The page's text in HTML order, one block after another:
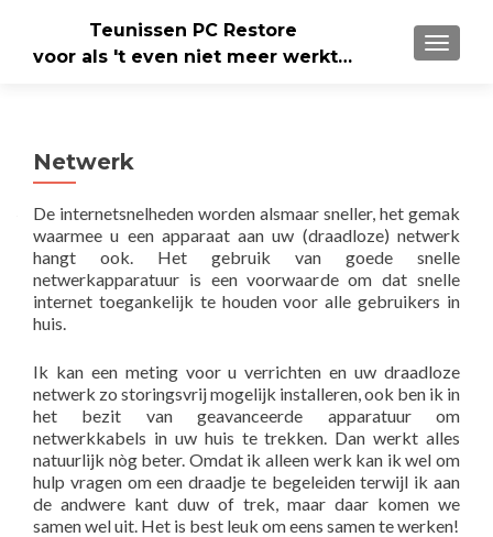
Teunissen PC Restore
voor als 't even niet meer werkt…
Netwerk
De internetsnelheden worden alsmaar sneller, het gemak
waarmee u een apparaat aan uw (draadloze) netwerk
hangt ook. Het gebruik van goede snelle
netwerkapparatuur is een voorwaarde om dat snelle
internet toegankelijk te houden voor alle gebruikers in
huis.
Ik kan een meting voor u verrichten en uw draadloze
netwerk zo storingsvrij mogelijk installeren, ook ben ik in
het bezit van geavanceerde apparatuur om
netwerkkabels in uw huis te trekken. Dan werkt alles
natuurlijk nòg beter. Omdat ik alleen werk kan ik wel om
hulp vragen om een draadje te begeleiden terwijl ik aan
de andwere kant duw of trek, maar daar komen we
samen wel uit. Het is best leuk om eens samen te werken!